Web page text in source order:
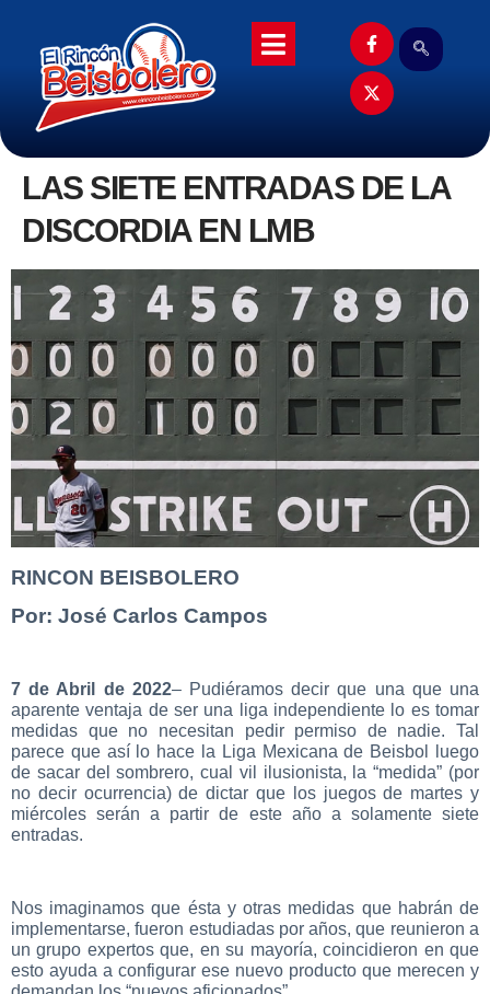
LAS SIETE ENTRADAS DE LA
DISCORDIA EN LMB
RINCON BEISBOLERO
Por: José Carlos Campos
7 de Abril de 2022– Pudiéramos decir que una que una
aparente ventaja de ser una liga independiente lo es tomar
medidas que no necesitan pedir permiso de nadie. Tal
parece que así lo hace la Liga Mexicana de Beisbol luego
de sacar del sombrero, cual vil ilusionista, la “medida” (por
no decir ocurrencia) de dictar que los juegos de martes y
miércoles serán a partir de este año a solamente siete
entradas.
Nos imaginamos que ésta y otras medidas que habrán de
implementarse, fueron estudiadas por años, que reunieron a
un grupo expertos que, en su mayoría, coincidieron en que
esto ayuda a configurar ese nuevo producto que merecen y